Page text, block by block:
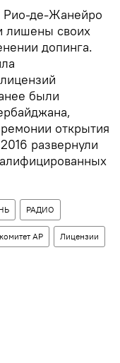
Рио-де-Жанейро
лишены своих
допинга.
были
открытия
развернули
РАДИО
АР Лицензии